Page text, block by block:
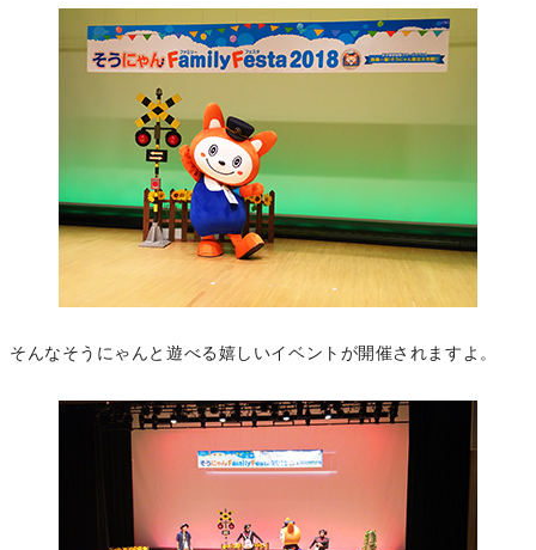
そんなそうにゃんと遊べる嬉しいイベントが開催されますよ。